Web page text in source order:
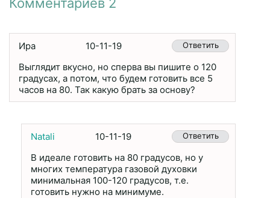
Ира 10-11-19 Ответить
Выглядит вкусно, но сперва вы пишите о 120
градусах, а потом, что будем готовить все 5
часов на 80. Так какую брать за основу?
Natali 10-11-19 Ответить
В идеале готовить на 80 градусов, но у
многих температура газовой духовки
минимальная 100-120 градусов, т.е.
готовить нужно на минимуме.